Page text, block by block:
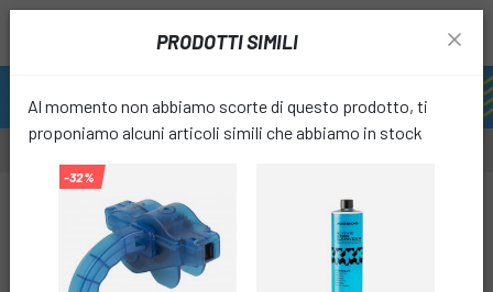
PRODOTTI SIMILI
Al momento non abbiamo scorte di questo prodotto, ti
proponiamo alcuni articoli simili che abbiamo in stock
-32%